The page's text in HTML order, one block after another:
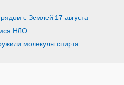
с Землей 17 августа
НЛО
молекулы спирта